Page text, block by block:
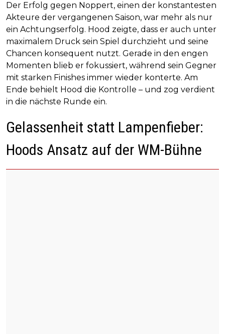
Der Erfolg gegen Noppert, einen der konstantesten
Akteure der vergangenen Saison, war mehr als nur
ein Achtungserfolg. Hood zeigte, dass er auch unter
maximalem Druck sein Spiel durchzieht und seine
Chancen konsequent nutzt. Gerade in den engen
Momenten blieb er fokussiert, während sein Gegner
mit starken Finishes immer wieder konterte. Am
Ende behielt Hood die Kontrolle – und zog verdient
in die nächste Runde ein.
Gelassenheit statt Lampenfieber:
Hoods Ansatz auf der WM-Bühne